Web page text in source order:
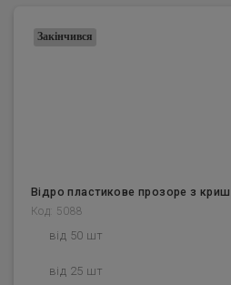
Відро пластикове прозоре з
Код: 5088
від 50 шт
від 25 шт
Закінчився